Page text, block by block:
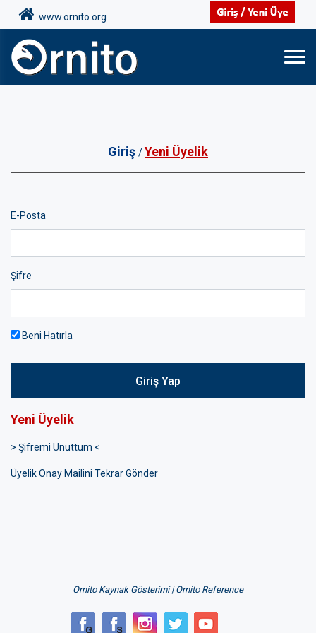
www.ornito.org
Giriş /Yeni Üyelik
E-Posta
Şifre
Beni Hatırla
Giriş Yap
Yeni Üyelik
> Şifremi Unuttum <
Üyelik Onay Mailini Tekrar Gönder
Ornito Kaynak Gösterimi | Ornito Reference